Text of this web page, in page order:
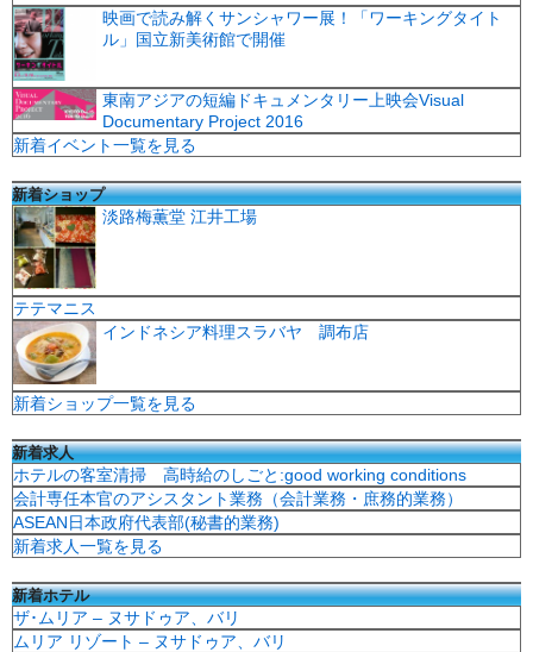
映画で読み解くサンシャワー展！「ワーキングタイト
ル」国立新美術館で開催
東南アジアの短編ドキュメンタリー上映会Visual
Documentary Project 2016
新着イベント一覧を見る
新着ショップ
淡路梅薫堂 江井工場
テテマニス
インドネシア料理スラバヤ 調布店
新着ショップ一覧を見る
新着求人
ホテルの客室清掃 高時給のしごと:good working conditions
会計専任本官のアシスタント業務（会計業務・庶務的業務）
ASEAN日本政府代表部(秘書的業務)
新着求人一覧を見る
新着ホテル
ザ･ムリア – ヌサドゥア、バリ
ムリア リゾート – ヌサドゥア、バリ